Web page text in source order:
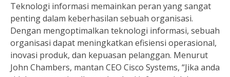
Teknologi informasi memainkan peran yang sangat
penting dalam keberhasilan sebuah organisasi.
Dengan mengoptimalkan teknologi informasi, sebuah
organisasi dapat meningkatkan efisiensi operasional,
inovasi produk, dan kepuasan pelanggan. Menurut
John Chambers, mantan CEO Cisco Systems, “Jika anda